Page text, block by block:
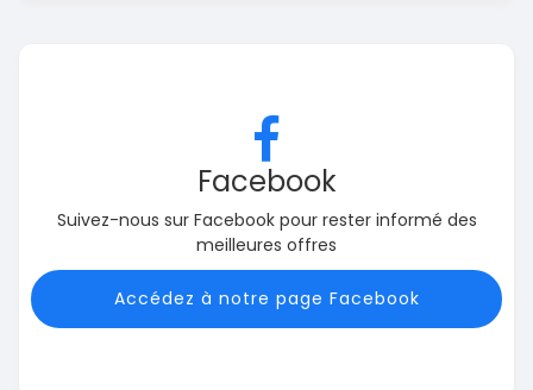
Facebook
Suivez-nous sur Facebook pour rester informé des
meilleures offres
Accédez à notre page Facebook